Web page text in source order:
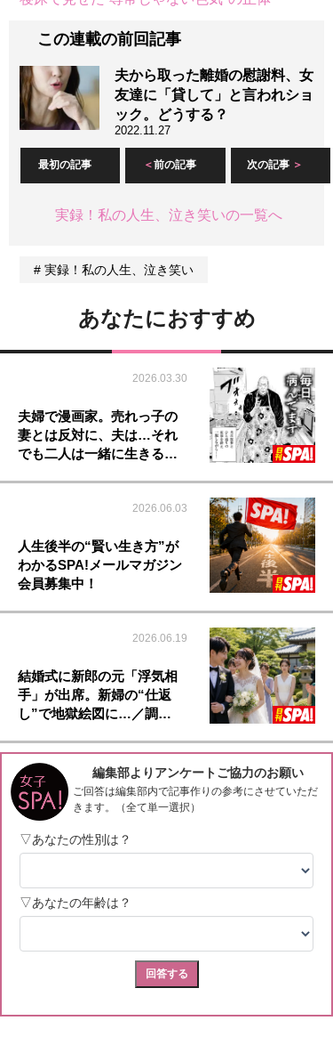
この連載の前回記事
夫から取った離婚の慰謝料、女
友達に「貸して」と言われショ
ック。どうする？
2022.11.27
最初の記事 前の記事 次の記事
実録！私の人生、泣き笑いの一覧へ
実録！私の人生、泣き笑い
あなたにおすすめ
2026.03.30
夫婦で漫画家。売れっ子の
妻とは反対に、夫は…それ
でも二人は一緒に生きる…
2026.06.03
人生後半の“賢い生き方”が
わかるSPA!メールマガジン
会員募集中！
2026.06.19
結婚式に新郎の元「浮気相
手」が出席。新婦の“仕返
し”で地獄絵図に…／調…